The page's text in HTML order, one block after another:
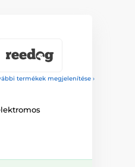
termékek megjelenítése ›